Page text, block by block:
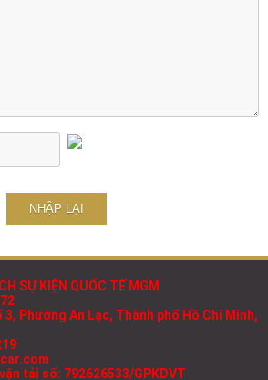
SỰ KIỆN QUỐC TẾ MGM
Phường An Lạc, Thành phố Hồ Chí Minh,
tải số: 792626533/GPKDVT